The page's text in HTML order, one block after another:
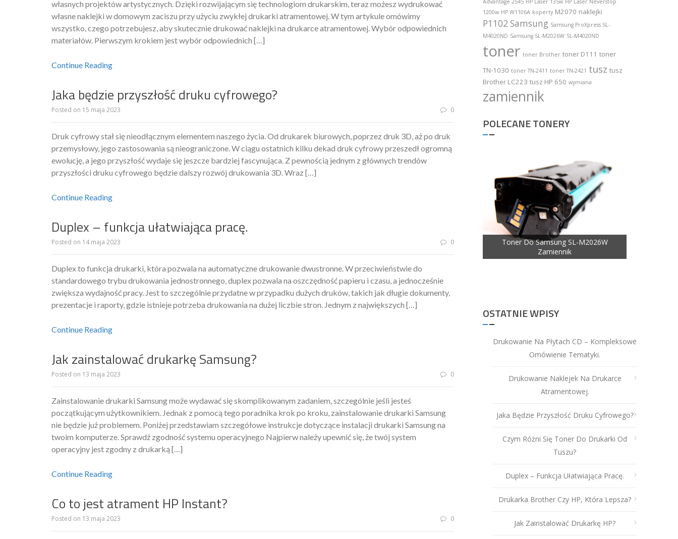
własnych projektów artystycznych. Dzięki rozwijającym się technologiom drukarskim, teraz możesz wydrukować
własne naklejki w domowym zaciszu przy użyciu zwykłej drukarki atramentowej. W tym artykule omówimy
wszystko, czego potrzebujesz, aby skutecznie drukować naklejki na drukarce atramentowej. Wybór odpowiednich
materiałów. Pierwszym krokiem jest wybór odpowiednich […]
Continue Reading
Jaka będzie przyszłość druku cyfrowego?
Posted on 15 maja 2023 0
Druk cyfrowy stał się nieodłącznym elementem naszego życia. Od drukarek biurowych, poprzez druk 3D, aż po druk
przemysłowy, jego zastosowania są nieograniczone. W ciągu ostatnich kilku dekad druk cyfrowy przeszedł ogromną
ewolucję, a jego przyszłość wydaje się jeszcze bardziej fascynująca. Z pewnością jednym z głównych trendów
przyszłości druku cyfrowego będzie dalszy rozwój drukowania 3D. Wraz […]
Continue Reading
Duplex – funkcja ułatwiająca pracę.
Posted on 14 maja 2023 0
Duplex to funkcja drukarki, która pozwala na automatyczne drukowanie dwustronne. W przeciwieństwie do
standardowego trybu drukowania jednostronnego, duplex pozwala na oszczędność papieru i czasu, a jednocześnie
zwiększa wydajność pracy. Jest to szczególnie przydatne w przypadku dużych druków, takich jak długie dokumenty,
prezentacje i raporty, gdzie istnieje potrzeba drukowania na dużej liczbie stron. Jednym z największych […]
Continue Reading
Jak zainstalować drukarkę Samsung?
Posted on 13 maja 2023 0
Zainstalowanie drukarki Samsung może wydawać się skomplikowanym zadaniem, szczególnie jeśli jesteś
początkującym użytkownikiem. Jednak z pomocą tego poradnika krok po kroku, zainstalowanie drukarki Samsung
nie będzie już problemem. Poniżej przedstawiam szczegółowe instrukcje dotyczące instalacji drukarki Samsung na
twoim komputerze. Sprawdź zgodność systemu operacyjnego Najpierw należy upewnić się, że twój system
operacyjny jest zgodny z drukarką […]
Continue Reading
Co to jest atrament HP Instant?
Posted on 13 maja 2023 0
1200w HP W1106A koperty M2070 naklejki
P1102 Samsung Samsung ProXpress SL-
M4020ND Samsung SL-M2026W SL-M4020ND
toner toner Brother toner D111 toner
TN-1030 toner TN-2411 toner TN-2421 tusz tusz
Brother LC223 tusz HP 650 wymiana
zamiennik
POLECANE TONERY
Toner Do HP 1020 Zamiennik
Toner Do Samsung SL-M2026W
Zamiennik
OSTATNIE WPISY
Drukowanie Na Płytach CD – Kompleksowe
Omówienie Tematyki.
Drukowanie Naklejek Na Drukarce
Atramentowej.
Jaka Będzie Przyszłość Druku Cyfrowego?
Czym Różni Się Toner Do Drukarki Od
Tuszu?
Duplex – Funkcja Ułatwiająca Pracę.
Drukarka Brother Czy HP, Która Lepsza?
Jak Zainstalować Drukarkę HP?